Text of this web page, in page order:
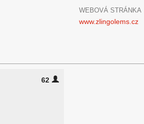
WEBOVÁ STRÁNKA
www.zlingolems.cz
62